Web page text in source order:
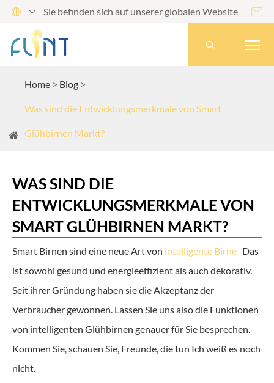
  Sie befinden sich auf unserer globalen Website 

Home Blog
Was sind die Entwicklungsmerkmale von Smart
Glühbirnen Markt?
WAS SIND DIE
ENTWICKLUNGSMERKMALE VON
SMART GLÜHBIRNEN MARKT?
Smart Birnen sind eine neue Art von intelligente Birne Das
ist sowohl gesund und energieeffizient als auch dekorativ.
Seit ihrer Gründung haben sie die Akzeptanz der
Verbraucher gewonnen. Lassen Sie uns also die Funktionen
von intelligenten Glühbirnen genauer für Sie besprechen.
Kommen Sie, schauen Sie, Freunde, die tun Ich weiß es noch
nicht.